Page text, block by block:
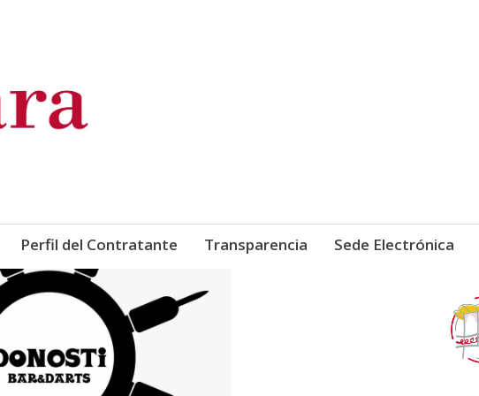
Comercio, Industria y Servicios
Perfil del Contratante Transparencia Sede Electrónica